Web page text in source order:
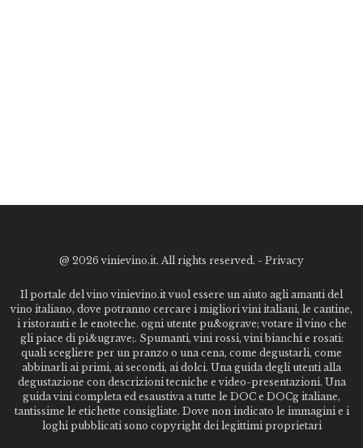
@ 2026 vinievino.it. All rights reserved. - Privacy
Il portale del vino vinievino.it vuol essere un aiuto agli amanti del
vino italiano, dove potranno cercare i migliori vini italiani, le cantine,
i ristoranti e le enoteche. ogni utente pu&ograve; votare il vino che
gli piace di pi&ugrave;. Spumanti, vini rossi, vini bianchi e rosati:
quali scegliere per un pranzo o una cena, come degustarli, come
abbinarli ai primi, ai secondi, ai dolci. Una guida degli utenti alla
degustazione con descrizioni tecniche e video-presentazioni. Una
guida vini completa ed esaustiva a tutte le DOC e DOCg italiane,
tantissime le etichette consigliate. Dove non indicato le immagini e i
loghi pubblicati sono copyright dei legittimi proprietari